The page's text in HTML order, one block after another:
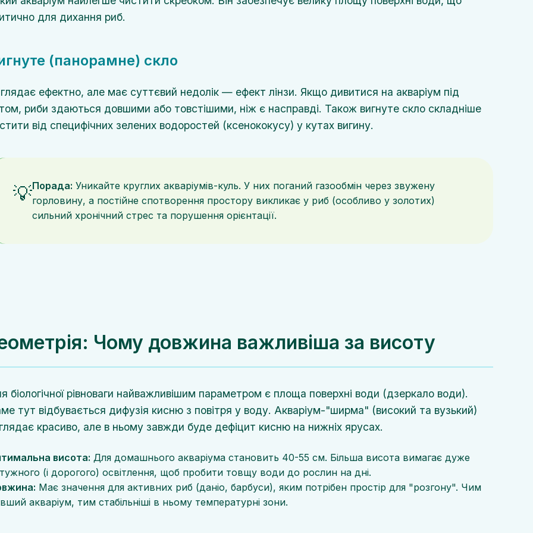
для дихання риб.
(панорамне) скло
ефектно, але має суттєвий недолік — ефект лінзи. Якщо дивитися на акваріум під
риби здаються довшими або товстішими, ніж є насправді. Також вигнуте скло складніше
від специфічних зелених водоростей (ксенококусу) у кутах вигину.
💡Порада: Уникайте круглих акваріумів-куль. У них поганий газообмін через звужену
горловину, а постійне спотворення простору викликає у риб (особливо у золотих)
сильний хронічний стрес та порушення орієнтації.
Чому довжина важливіша за висоту
біологічної рівноваги найважливішим параметром є площа поверхні води (дзеркало води).
тут відбувається дифузія кисню з повітря у воду. Акваріум-"ширма" (високий та вузький)
красиво, але в ньому завжди буде дефіцит кисню на нижніх ярусах.
висота: Для домашнього акваріума становить 40-55 см. Більша висота вимагає дуже
(і дорогого) освітлення, щоб пробити товщу води до рослин на дні.
Має значення для активних риб (даніо, барбуси), яким потрібен простір для "розгону". Чим
акваріум, тим стабільніші в ньому температурні зони.